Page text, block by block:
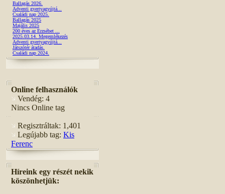
Ballagás 2026.
Adventi gyertyagyújtá...
Családi nap 2025.
Ballagás 2025
Majális 2025
200 éves az Erzsébet ...
2025.03.14. Megemlékezés
Adventi gyertyagyújtá...
Játszótér átadás.
Családi nap 2024.
Online felhasználók
Vendég: 4
Nincs Online tag
Regisztráltak: 1,401
Legújabb tag: Kis
Ferenc
Híreink egy részét nekik
köszönhetjük: